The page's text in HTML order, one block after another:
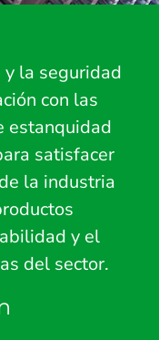
la seguridad
con las
estanquidad
satisfacer
la industria
y el
del sector.